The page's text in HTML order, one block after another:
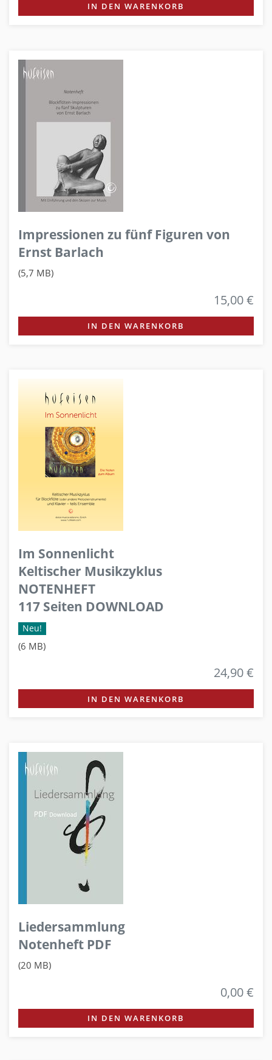
IN DEN WARENKORB
Impressionen zu fünf Figuren von
Ernst Barlach
(5,7 MB)
15,00 €
IN DEN WARENKORB
Im Sonnenlicht
Keltischer Musikzyklus
NOTENHEFT
117 Seiten DOWNLOAD
Neu!
(6 MB)
24,90 €
IN DEN WARENKORB
Liedersammlung
Notenheft PDF
(20 MB)
0,00 €
IN DEN WARENKORB